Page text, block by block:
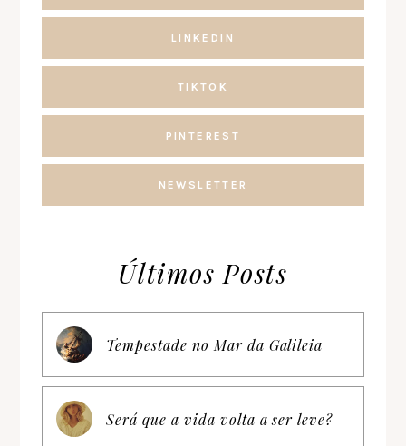
LINKEDIN
TIKTOK
PINTEREST
NEWSLETTER
Últimos Posts
Tempestade no Mar da Galileia
Será que a vida volta a ser leve?